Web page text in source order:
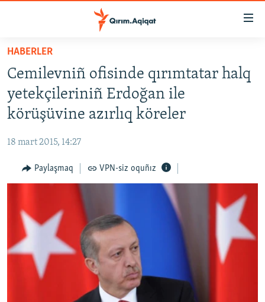
Esas
qaytmaq
Baş
navigatsiyağa
qaytmaq
Qıdıruvğa
HABERLER
SİYASET
İQTİSADİYAT
MEDENİYET
İNSAN AQLARI
SÜRET
BLOGLAR
FİKİR
HABERLER
Cemilevniñ ofisinde qırımtatar halq
yetekçileriniñ Erdoğan ile
körüşüvine azırlıq köreler
18 mart 2015, 14:27
Paylaşmaq VPN-siz oquñız